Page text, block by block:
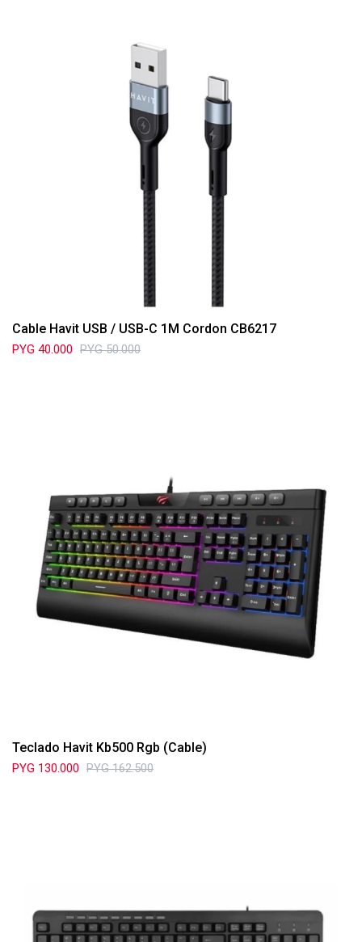
Cable Havit USB / USB-C 1M Cordon CB6217
PYG 40.000 PYG 50.000
Teclado Havit Kb500 Rgb (Cable)
PYG 130.000 PYG 162.500